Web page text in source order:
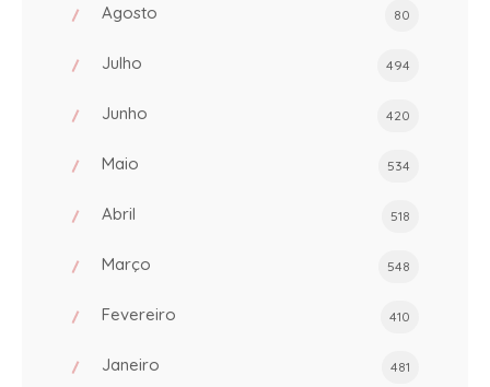
Agosto 80
Julho 494
Junho 420
Maio 534
Abril 518
Março 548
Fevereiro 410
Janeiro 481